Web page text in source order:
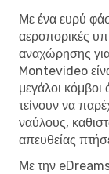
Με ένα ευρύ
αεροπορικές
αναχώρησης
Montevideo
μεγάλοι
τείνουν να
ναύλους,
απευθείας
Με την